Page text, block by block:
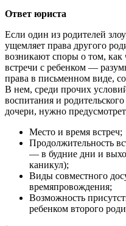
Ответ юриста
Если один из родителей
ущемляет права другого
возникают споры о том,
встречи с ребенком —
права в письменном виде,
В нем, среди прочих
воспитания и
дочери, нужно
Место и время встреч;
Продолжительность
— в будние дни и
каникул);
Виды совместного
времяпровождения;
Возможность
ребенком второго